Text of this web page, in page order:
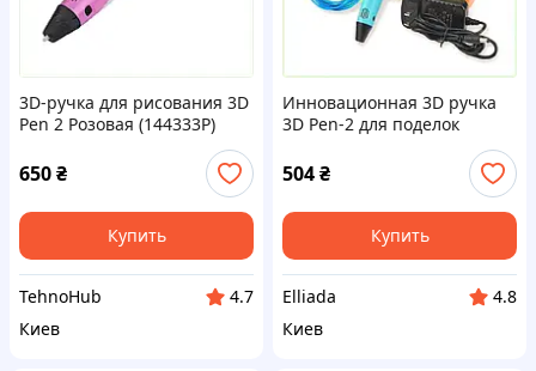
3D-ручка для рисования 3D
Pen 2 Розовая (144333P)
650₴
Купить
TehnoHub
4.7
Киев
Инновационная 3D ручка
3D Pen-2 для поделок
85801PT41
504₴
Купить
Elliada
4.8
Киев